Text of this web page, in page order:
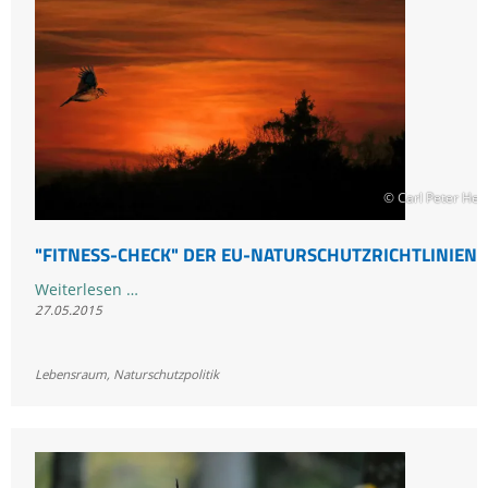
© Carl Peter
"FITNESS-CHECK" DER EU-NATURSCHUTZRICHTLINIEN
Weiterlesen …
EU-
27.05.2015
Lebensraum, Naturschutzpolitik